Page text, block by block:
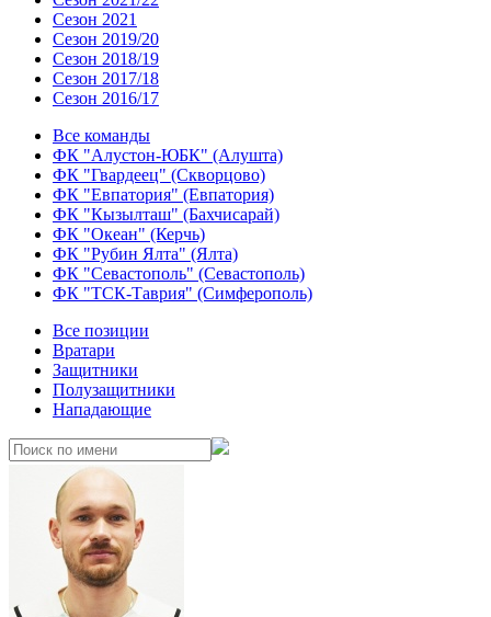
Сезон 2021
Сезон 2019/20
Сезон 2018/19
Сезон 2017/18
Сезон 2016/17
Все команды
ФК "Алустон-ЮБК" (Алушта)
ФК "Гвардеец" (Скворцово)
ФК "Евпатория" (Евпатория)
ФК "Кызылташ" (Бахчисарай)
ФК "Океан" (Керчь)
ФК "Рубин Ялта" (Ялта)
ФК "Севастополь" (Севастополь)
ФК "ТСК-Таврия" (Симферополь)
Все позиции
Вратари
Защитники
Полузащитники
Нападающие